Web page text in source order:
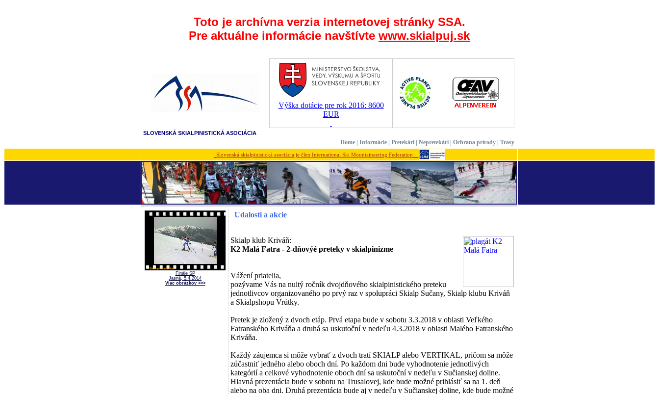
Toto je archívna verzia internetovej stránky SSA.
Pre aktuálne informácie navštívte www.skialpuj.sk
Výška dotácie pre rok 2016: 8600
EUR
SLOVENSKÁ SKIALPINISTICKÁ ASOCIÁCIA
Home Informácie Pretekári Nepretekári Ochrana prírody Trasy
Slovenská skialpinistická asociácia je člen International Ski Mountaineering Federation
Finále SP
Jasná, 5.4.2014
Viac obrázkov >>>
Udalosti a akcie
Skialp klub Kriváň:
K2 Malá Fatra - 2-dňovýé preteky v skialpinizme
Vážení priatelia,
pozývame Vás na nultý ročník dvojdňového skialpinistického preteku
jednotlivcov organizovaného po prvý raz v spolupráci Skialp Sučany, Skialp klubu Kriváň
a Skialpshopu Vrútky.
Pretek je zložený z dvoch etáp. Prvá etapa bude v sobotu 3.3.2018 v oblasti Veľkého
Fatranského Kriváňa a druhá sa uskutoční v nedeľu 4.3.2018 v oblasti Malého Fatranského
Kriváňa.
Každý záujemca si môže vybrať z dvoch tratí SKIALP alebo VERTIKAL, pričom sa môže
zúčastniť jedného alebo oboch dní. Po každom dni bude vyhodnotenie jednotlivých
kategórií a celkové vyhodnotenie oboch dní sa uskutoční v nedeľu v Sučianskej doline.
Hlavná prezentácia bude v sobotu na Trusalovej, kde bude možné prihlásiť sa na 1. deň
alebo na oba dni. Druhá prezentácia bude aj v nedeľu v Sučianskej doline, kde bude možné